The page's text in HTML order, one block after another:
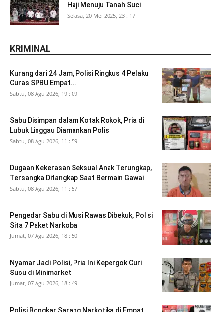
Haji Menuju Tanah Suci
Selasa, 20 Mei 2025, 23 : 17
KRIMINAL
Kurang dari 24 Jam, Polisi Ringkus 4 Pelaku
Curas SPBU Empat...
Sabtu, 08 Agu 2026, 19 : 09
Sabu Disimpan dalam Kotak Rokok, Pria di
Lubuk Linggau Diamankan Polisi
Sabtu, 08 Agu 2026, 11 : 59
Dugaan Kekerasan Seksual Anak Terungkap,
Tersangka Ditangkap Saat Bermain Gawai
Sabtu, 08 Agu 2026, 11 : 57
Pengedar Sabu di Musi Rawas Dibekuk, Polisi
Sita 7 Paket Narkoba
Jumat, 07 Agu 2026, 18 : 50
Nyamar Jadi Polisi, Pria Ini Kepergok Curi
Susu di Minimarket
Jumat, 07 Agu 2026, 18 : 49
Polisi Bongkar Sarang Narkotika di Empat